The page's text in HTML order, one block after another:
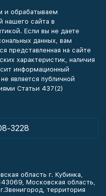
и обрабатываем
нашего сайта в
Если вы не даете
данных, вам
представленная на сайте
характеристик, наличия
информационный
является публичной
Статьи 437(2)
3228
область г. Кубинка,
Московская область,
территория